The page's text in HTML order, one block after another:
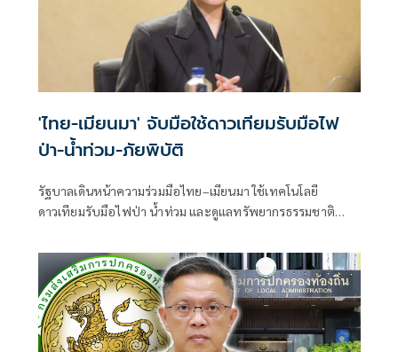
'ไทย-เมียนมา' จับมือใช้ดาวเทียมรับมือไฟ
ป่า-น้ำท่วม-ภัยพิบัติ
รัฐบาลเดินหน้าความร่วมมือไทย–เมียนมา ใช้เทคโนโลยี
ดาวเทียมรับมือไฟป่า น้ำท่วม และดูแลทรัพยากรธรรมชาติ